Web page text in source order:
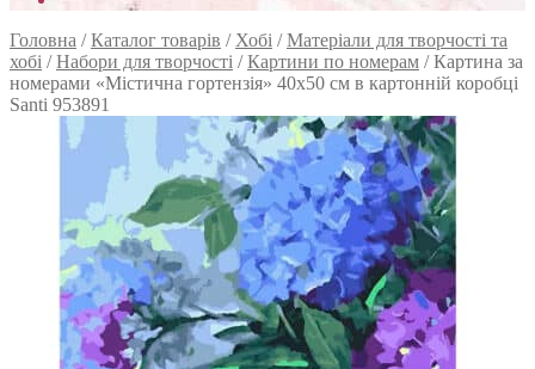
Головна /Каталог товарів / Хобі /Матеріали для творчості та
хобі /Набори для творчості /Картини по номерам /Картина за
номерами «Містична гортензія» 40х50 см в картонній коробці
Santi 953891